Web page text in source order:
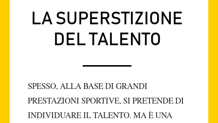
LA SUPERSTIZIONE
DEL TALENTO
SPESSO, ALLA BASE DI GRANDI
PRESTAZIONI SPORTIVE, SI PRETENDE DI
INDIVIDUARE IL TALENTO. MA È UNA